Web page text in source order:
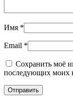
Имя *
Email *
Сохранить моё
последующих моих